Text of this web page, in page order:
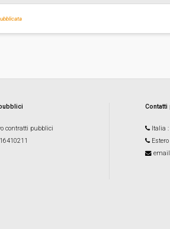
contratti pubblici
Italia
Estero
email